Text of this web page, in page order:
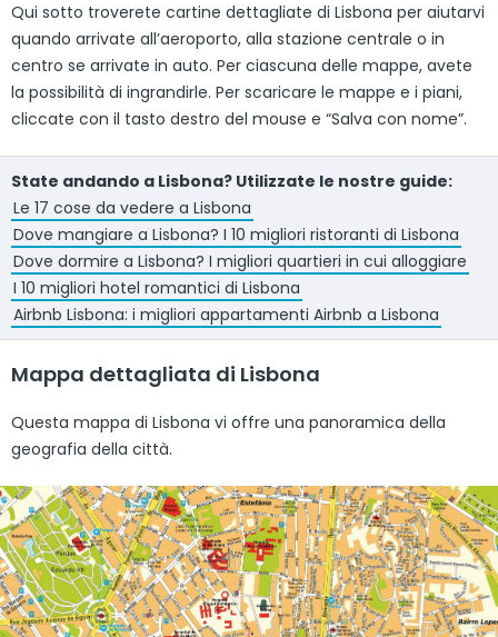
Qui sotto troverete cartine dettagliate di Lisbona per aiutarvi
quando arrivate all’aeroporto, alla stazione centrale o in
centro se arrivate in auto. Per ciascuna delle mappe, avete
la possibilità di ingrandirle. Per scaricare le mappe e i piani,
cliccate con il tasto destro del mouse e “Salva con nome”.
State andando a Lisbona? Utilizzate le nostre guide:
Le 17 cose da vedere a Lisbona
Dove mangiare a Lisbona? I 10 migliori ristoranti di Lisbona
Dove dormire a Lisbona? I migliori quartieri in cui alloggiare
I 10 migliori hotel romantici di Lisbona
Airbnb Lisbona: i migliori appartamenti Airbnb a Lisbona
Mappa dettagliata di Lisbona
Questa mappa di Lisbona vi offre una panoramica della
geografia della città.